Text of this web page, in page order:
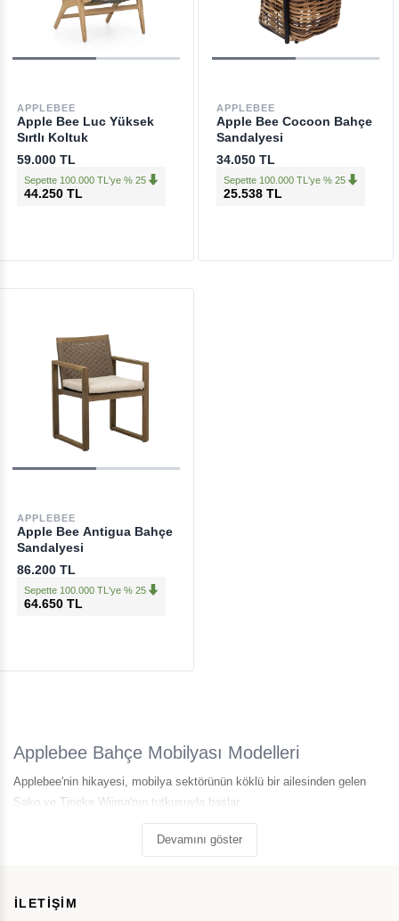
APPLEBEE
Apple Bee Luc Yüksek
Sırtlı Koltuk
59.000 TL
Sepette 100.000 TL'ye % 25
44.250 TL
APPLEBEE
Apple Bee Cocoon Bahçe
Sandalyesi
34.050 TL
Sepette 100.000 TL'ye % 25
25.538 TL
APPLEBEE
Apple Bee Antigua Bahçe
Sandalyesi
86.200 TL
Sepette 100.000 TL'ye % 25
64.650 TL
Applebee Bahçe Mobilyası Modelleri
Applebee'nin hikayesi, mobilya sektörünün köklü bir ailesinden gelen
Sako ve Tineke Wijma'nın tutkusuyla başlar.
Devamını göster
İLETİŞİM